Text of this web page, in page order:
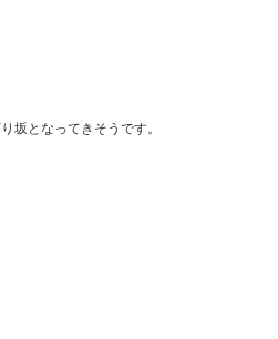
坂となってきそうです。